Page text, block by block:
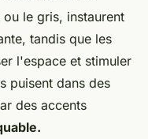
le gris, instaurent
tandis que les
l'espace et stimuler
puisent dans des
des accents